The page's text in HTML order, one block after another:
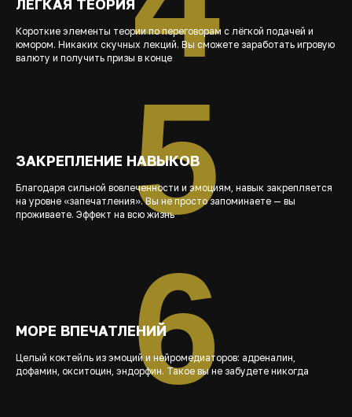
ЛЁГКАЯ ТЕОРИЯ
Короткие элементы теории по переговорам с лёгкой подачей и
юмором. Никаких скучных лекций. Вы сможете заработать игровую
валюту и получить призы в конце
ЗАКРЕПЛЕНИЕ НАВЫКОВ
Благодаря сильной вовлеченности и эмоциям, навык закрепляется
на уровне «запечатления». Вы не просто запоминаете — вы
проживаете. Эффект на всю жизнь5
МОРЕ ВПЕЧАТЛЕНИЙ
Целый коктейль из эмоций и нейромедиаторов: адреналин,
дофамин, окситоцин, эндорфин. Такое вы не забудете никогда
6